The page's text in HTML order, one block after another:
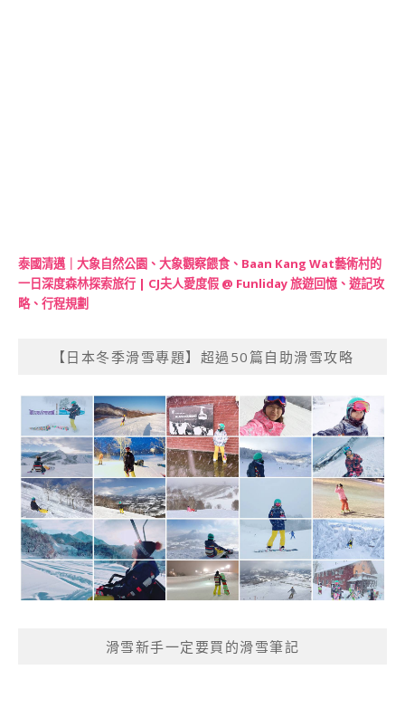
泰國清邁｜大象自然公園、大象觀察餵食、Baan Kang Wat藝術村的
一日深度森林探索旅行 | CJ夫人愛度假 @ Funliday 旅遊回憶、遊記攻
略、行程規劃
【日本冬季滑雪專題】超過50篇自助滑雪攻略
滑雪新手一定要買的滑雪筆記